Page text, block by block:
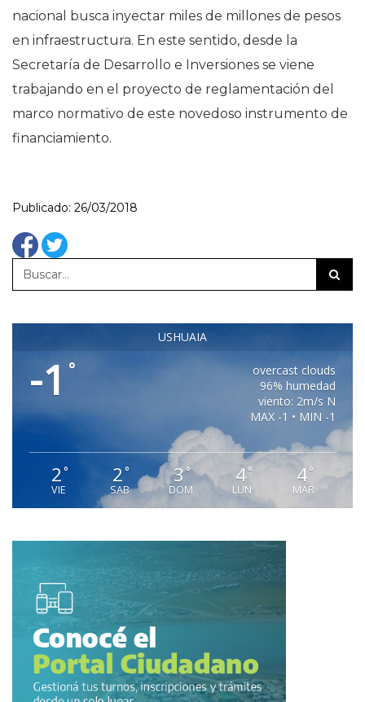
nacional busca inyectar miles de millones de pesos
en infraestructura. En este sentido, desde la
Secretaría de Desarrollo e Inversiones se viene
trabajando en el proyecto de reglamentación del
marco normativo de este novedoso instrumento de
financiamiento.
Publicado: 26/03/2018
USHUAIA
-1 °
overcast clouds
96% humedad
viento: 2m/s N
MAX -1 • MIN -1
2°
VIE
2 °
SAB
3°
DOM
4°
LUN
4°
MAR